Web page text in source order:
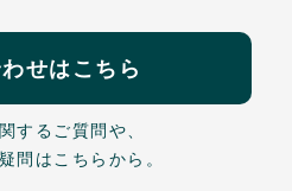
せはこちら
するご質問や、
問はこちらから。